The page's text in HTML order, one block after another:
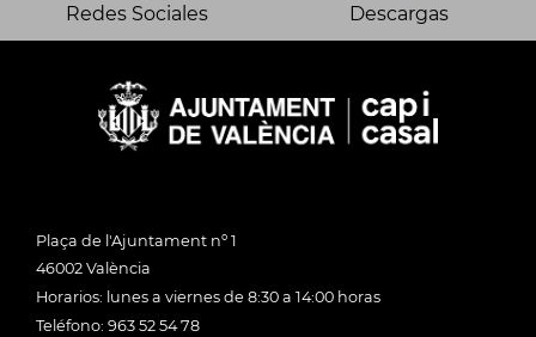
Redes Sociales Descargas
Plaça de l'Ajuntament nº 1
46002 València
Horarios: lunes a viernes de 8:30 a 14:00 horas
Teléfono: 963 52 54 78